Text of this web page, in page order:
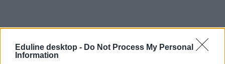
Eduline desktop - Do Not Process My Personal
Information